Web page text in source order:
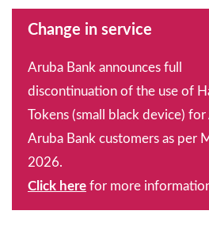
Change in service
Aruba Bank announces full
discontinuation of the use of
Tokens (small black device) for
Aruba Bank customers as per
2026.
Click here for more